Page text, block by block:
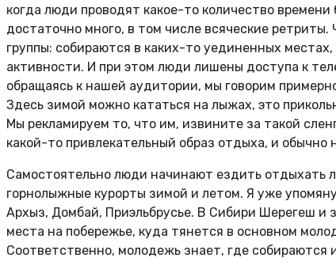
когда люди проводят какое-то количество
достаточно много, в том числе всяческие
группы: собираются в каких-то уединенных
активности. И при этом люди лишены доступа к
обращаясь к нашей аудитории, мы говорим
Здесь зимой можно кататься на лыжах, это
Мы рекламируем то, что им, извините за такой
какой-то привлекательный образ отдыха, и
Самостоятельно люди начинают ездить отдыхать
горнолыжные курорты зимой и летом. Я уже
Архыз, Домбай, Приэльбрусье. В Сибири Шерегеш и
места на побережье, куда тянется в основном
Соответственно, молодежь знает, где собираются